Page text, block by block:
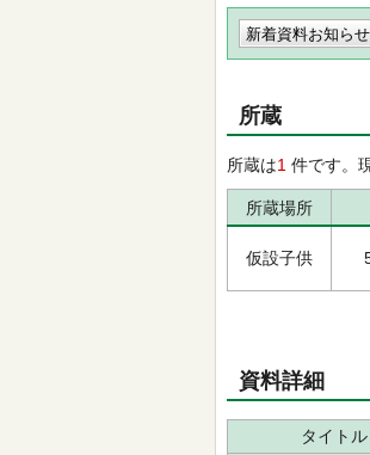
新着資料お知らせ
所蔵
所蔵は1 件です。
所蔵場所
仮設子供
資料詳細
タイトル